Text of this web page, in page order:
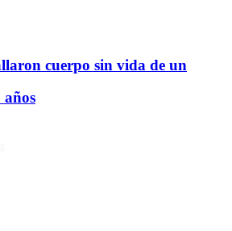
cuerpo sin vida de un
años